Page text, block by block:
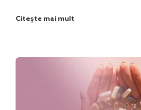
Citește mai mult